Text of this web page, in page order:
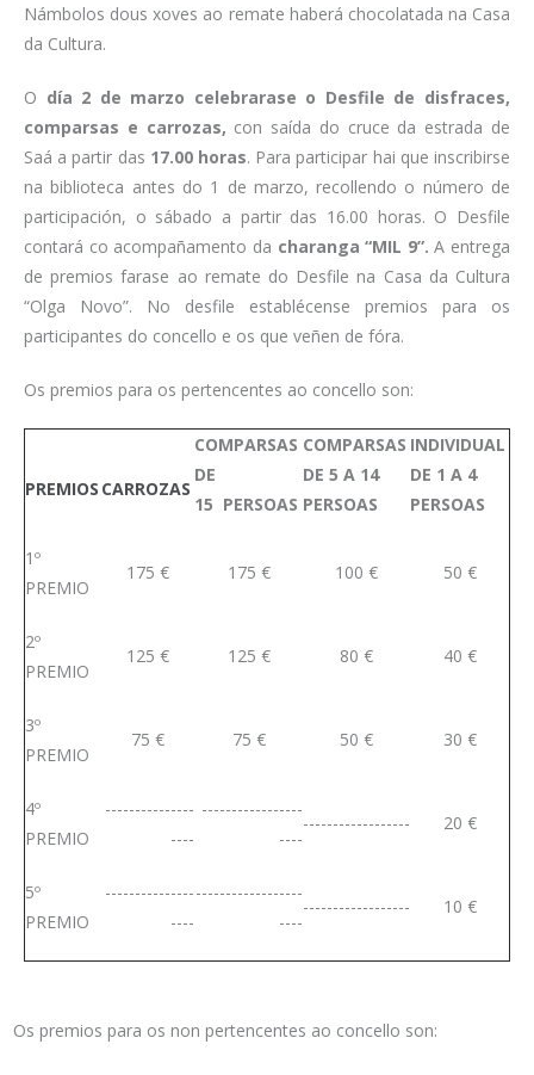
Námbolos dous xoves ao remate haberá chocolatada na Casa
da Cultura.
O día 2 de marzo celebrarase o Desfile de disfraces,
comparsas e carrozas, con saída do cruce da estrada de
Saá a partir das 17.00 horas. Para participar hai que inscribirse
na biblioteca antes do 1 de marzo, recollendo o número de
participación, o sábado a partir das 16.00 horas. O Desfile
contará co acompañamento da charanga “MIL 9”. A entrega
de premios farase ao remate do Desfile na Casa da Cultura
“Olga Novo”. No desfile establécense premios para os
participantes do concello e os que veñen de fóra.
Os premios para os pertencentes ao concello son:
PREMIOS CARROZAS
COMPARSAS
DE
15 PERSOAS
COMPARSAS
DE 5 A 14
PERSOAS
INDIVIDUAL
DE 1 A 4
PERSOAS
1º
PREMIO
175 € 175 € 100 € 50 €
2º
PREMIO
125 € 125 € 80 € 40 €
3º
PREMIO
75 € 75 € 50 € 30 €
4º
PREMIO
---------------
----
-----------------
----
------------------ 20 €
5º
PREMIO
---------------
----
------------------
----
------------------ 10 €
Os premios para os non pertencentes ao concello son: